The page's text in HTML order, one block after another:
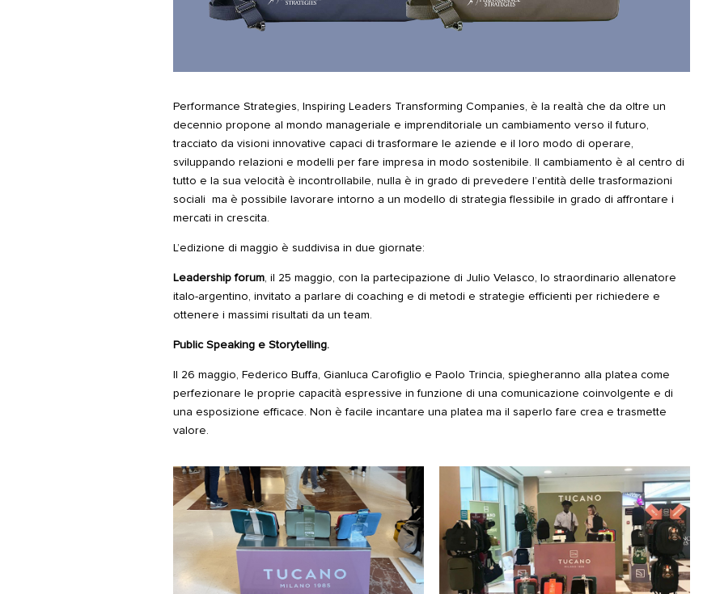
Performance Strategies, Inspiring Leaders Transforming Companies, è la realtà che da oltre un
decennio propone al mondo manageriale e imprenditoriale un cambiamento verso il futuro,
tracciato da visioni innovative capaci di trasformare le aziende e il loro modo di operare,
sviluppando relazioni e modelli per fare impresa in modo sostenibile. Il cambiamento è al centro di
tutto e la sua velocità è incontrollabile, nulla è in grado di prevedere l’entità delle trasformazioni
sociali ma è possibile lavorare intorno a un modello di strategia flessibile in grado di affrontare i
mercati in crescita.
L’edizione di maggio è suddivisa in due giornate:
Leadership forum, il 25 maggio, con la partecipazione di Julio Velasco, lo straordinario allenatore
italo-argentino, invitato a parlare di coaching e di metodi e strategie efficienti per richiedere e
ottenere i massimi risultati da un team.
Public Speaking e Storytelling.
Il 26 maggio, Federico Buffa, Gianluca Carofiglio e Paolo Trincia, spiegheranno alla platea come
perfezionare le proprie capacità espressive in funzione di una comunicazione coinvolgente e di
una esposizione efficace. Non è facile incantare una platea ma il saperlo fare crea e trasmette
valore.